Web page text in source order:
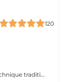
120
Massage Lomi Lomi Le Lomi Lomi est une technique traditionnelle hawaïenne qui va bien au-delà du simple toucher c'est une invitation à l'harmonie entre le corps, l'esprit et l'âme. Avec des mouvements longs, fluides et rythmés, rappelant le va-et-vient des vagues de l'océan, le praticien enveloppe le corps avec ses mains et ses avant-bras, créant une expérience d'accueil profond. Bienfaits : Relaxation profonde Soulagement des tensions musculaires Amélioration de la circulation et de l'énergie vitale Sensation de légèreté, de renouveau et de bien-être Un véritable câlin sous forme de soin.